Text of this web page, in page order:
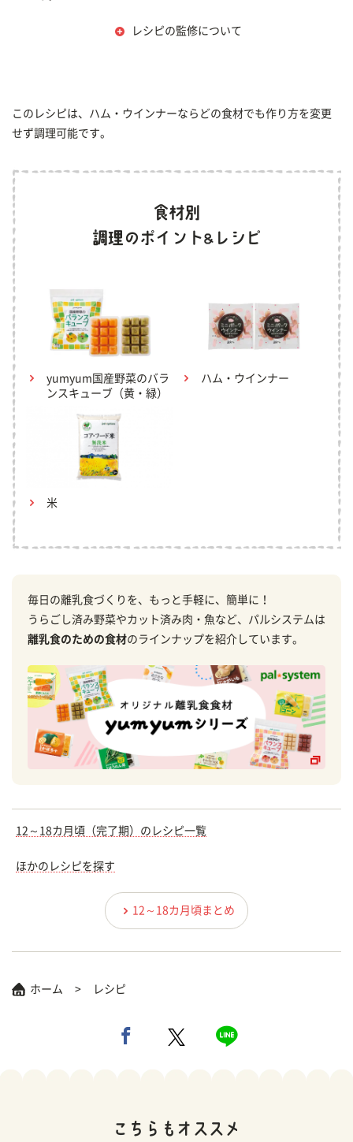
レシピの監修について
このレシピは、ハム・ウインナーならどの食材でも作り方を変更
せず調理可能です。
yumyum国産野菜のバラ
ンスキューブ（黄・緑）
ハム・ウインナー
米
毎日の離乳食づくりを、もっと手軽に、簡単に！
うらごし済み野菜やカット済み肉・魚など、パルシステムは
離乳食のための食材のラインナップを紹介しています。
12～18カ月頃（完了期）のレシピ一覧
ほかのレシピを探す
12～18カ月頃まとめ
ホーム レシピ